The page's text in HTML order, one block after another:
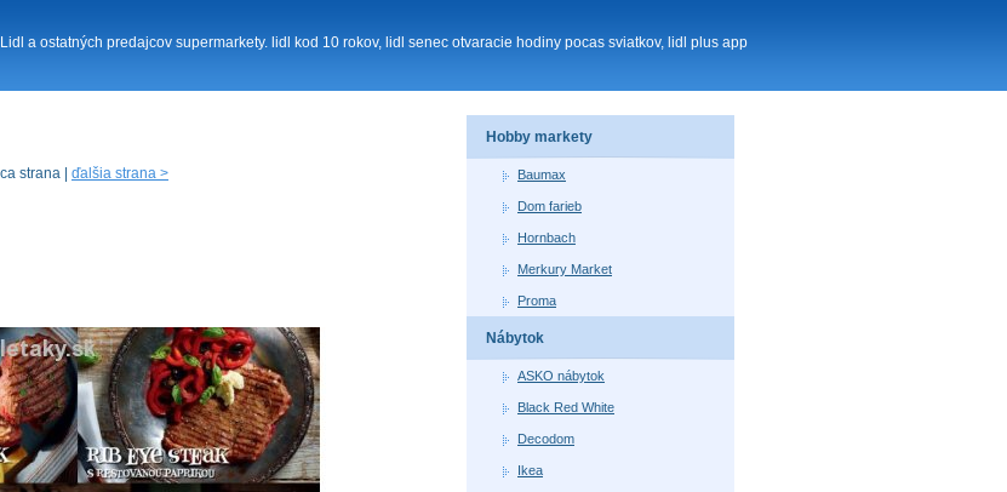
a ostatných predajcov supermarkety. lidl kod 10 rokov, lidl senec otvaracie hodiny pocas sviatkov, lidl plus app
strana | ďalšia strana >
Hobby markety
Baumax
Dom farieb
Hornbach
Merkury Market
Proma
Nábytok
ASKO nábytok
Black Red White
Decodom
Ikea